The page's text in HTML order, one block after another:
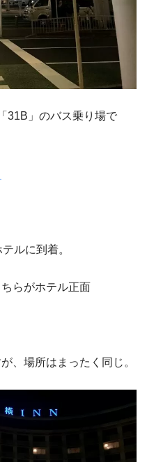
31B」のバス乗り場で
ルに到着。
らがホテル正面
、場所はまったく同じ。